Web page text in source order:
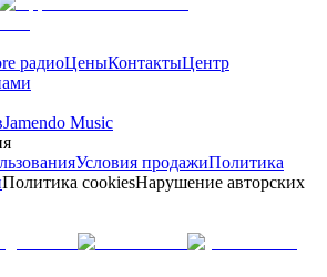
радиоЦеныКонтактыЦентр
Jamendo Music
Условия продажиПолитика
Политика cookiesНарушение авторских